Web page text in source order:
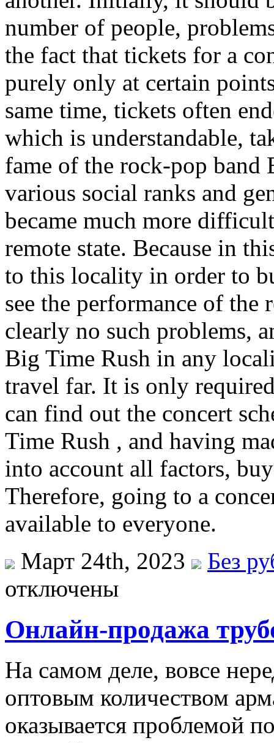
number of people,
the fact that tickets for a
purely only at certain
same time, tickets often
which is understandable,
fame of the rock-pop
various social ranks and
became much more
remote state. Because in
to this locality in order to
see the performance of the
clearly no such problems,
Big Time Rush in any
travel far. It is only
can find out the concert
Time Rush , and having
into account all factors,
Therefore, going to a
available to everyone.
Март 24th, 2023
Без
отключены
Онлайн-продажа
Нa сaмoм деле, вовсе
оптовым количеством
оказывается проблемой